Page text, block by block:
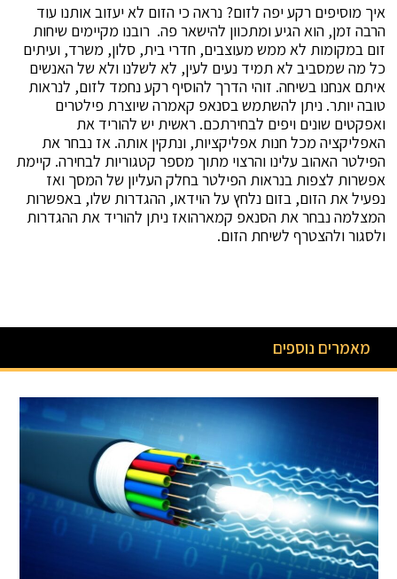
איך מוסיפים רקע יפה לזום? נראה כי הזום לא יעזוב אותנו עוד
הרבה זמן, הוא הגיע ומתכוון להישאר פה. רובנו מקיימים שיחות
זום במקומות לא ממש מעוצבים, חדרי בית, סלון, משרד, ועיתים
כל מה שמסביב לא תמיד נעים לעין, לא לשלנו ולא של האנשים
איתם אנחנו בשיחה. זוהי הדרך להוסיף רקע נחמד לזום, לנראות
טובה יותר. ניתן להשתמש בסנאפ קאמרה שיוצרת פילטרים
ואפקטים שונים ויפים לבחירתכם. ראשית יש להוריד את
האפליקציה מכל חנות אפליקציות, ונתקין אותה. אז נבחר את
הפילטר האהוב עלינו והרצוי מתוך מספר קטגוריות לבחירה. קיימת
אפשרות לצפות בנראות הפילטר בחלק העליון של המסך ואז
נפעיל את הזום, בזום נלחץ על הוידאו, ההגדרות שלו, באפשרות
המצלמה נבחר את הסנאפ קמארהואז ניתן להוריד את ההגדרות
ולסגור ולהצטרף לשיחת הזום.
מאמרים נוספים